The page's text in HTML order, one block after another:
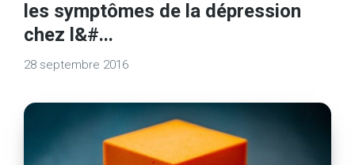
les symptômes de la dépression
chez l&#...
28 septembre 2016